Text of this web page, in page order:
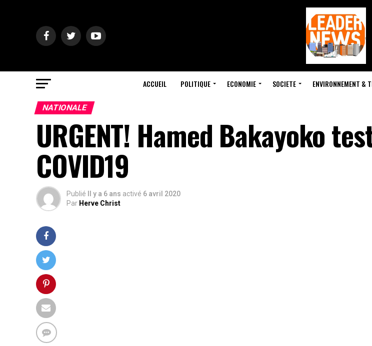
ACCUEIL POLITIQUE ECONOMIE SOCIETE ENVIRONNEMENT &
NATIONALE
URGENT! Hamed Bakayoko
COVID19
Publié Il y a 6 ans activé 6 avril 2020
Par Herve Christ